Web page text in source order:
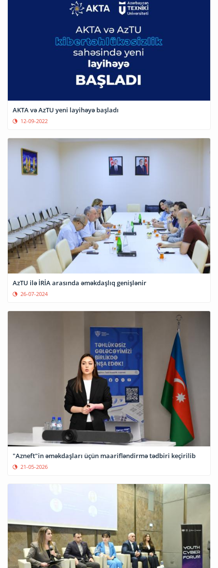
AKTA və AzTU yeni layihəyə başladı
12-09-2022
AzTU ilə İRİA arasında əməkdaşlıq genişlənir
26-07-2024
"Azneft"in əməkdaşları üçün maarifləndirmə tədbiri keçirilib
21-05-2026